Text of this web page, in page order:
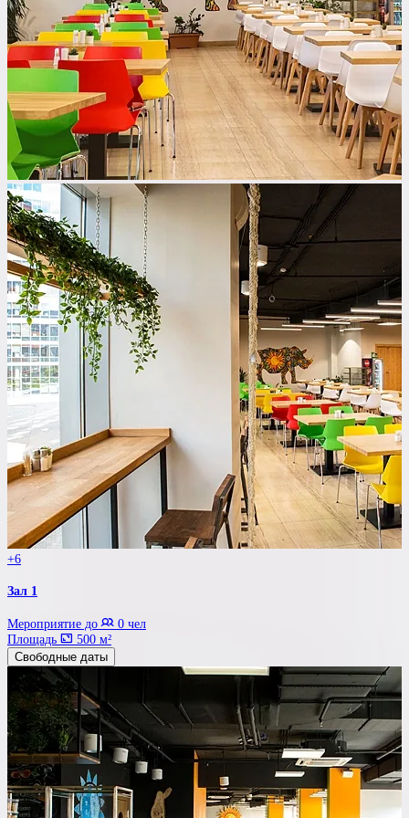
+6
Зал 1
Мероприятие до
0 чел
Площадь
500 м²
Свободные даты